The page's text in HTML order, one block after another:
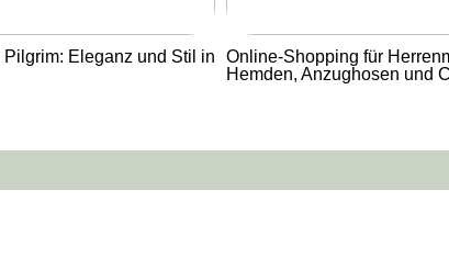
Pilgrim: Eleganz und Stil in
Online-Shopping für
Hemden, Anzughosen und